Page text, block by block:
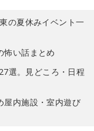
の夏休みイベント一
怖い話まとめ
選。見どころ・日程
屋内施設・室内遊び